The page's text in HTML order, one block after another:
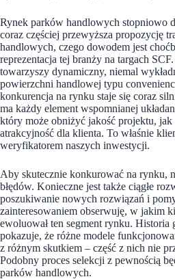
Rynek parków handlowych stopniowo
coraz częściej przewyższa propozycję
handlowych, czego dowodem jest
reprezentacja tej branży na targach
towarzyszy dynamiczny, niemal
powierzchni handlowej typu
konkurencja na rynku staje się coraz
ma każdy element wspomnianej
który może obniżyć jakość projektu,
atrakcyjność dla klienta. To właśnie
weryfikatorem naszych inwestycji.
Aby skutecznie konkurować na rynku,
błędów. Konieczne jest także ciągłe
poszukiwanie nowych rozwiązań i
zainteresowaniem obserwuję, w jakim
ewoluował ten segment rynku. Historia
pokazuje, że różne modele
z różnym skutkiem – część z nich nie
Podobny proces selekcji z pewnością
parków handlowych.